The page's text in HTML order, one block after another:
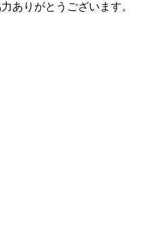
ありがとうございます。